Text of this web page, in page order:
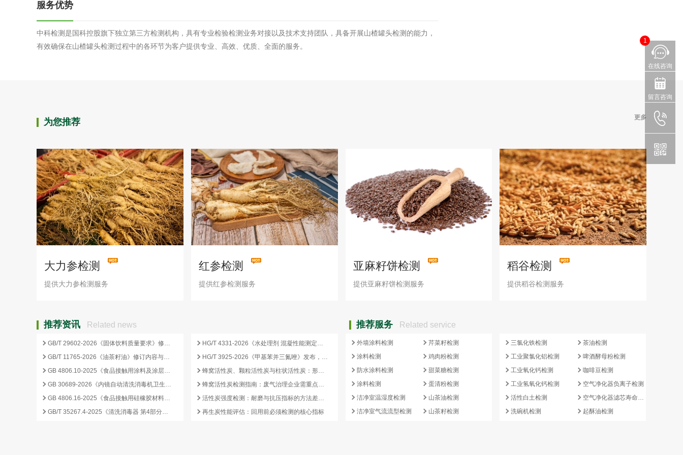
服务优势
中科检测是国科控股旗下独立第三方检测机构，具有专业检验检测业务对接以及技术支持团队，具备开展山楂罐头检测的能力，
有效确保在山楂罐头检测过程中的各环节为客户提供专业、高效、优质、全面的服务。
为您推荐 更多
大力参检测
提供大力参检测服务
红参检测
提供红参检测服务
亚麻籽饼检测
提供亚麻籽饼检测服务
稻谷检测
提供稻谷检测服务
推荐资讯 Related news 推荐服务 Related service
GB/T 29602-2026《固体饮料质量要求》修订要点与企业合规应对
GB/T 11765-2026《油茶籽油》修订内容与产业影响分析
GB 4806.10-2025《食品接触用涂料及涂层》标准核心变化解析
GB 30689-2026《内镜自动清洗消毒机卫生要求》解读与检测合规要点
GB 4806.16-2025《食品接触用硅橡胶材料及制品》标准解析
GB/T 35267.4-2025《清洗消毒器 第4部分：内镜清洗消毒器》标准解读与检测项目清单
HG/T 4331-2026《水处理剂 混凝性能测定方法》发布，2026 年 12 月 1 日起实施
HG/T 3925-2026《甲基苯并三氮唑》发布，2026 年 12 月 1 日起实施
蜂窝活性炭、颗粒活性炭与柱状活性炭：形态差异与检测重点对照
蜂窝活性炭检测指南：废气治理企业需重点关注的5项核心指标
活性炭强度检测：耐磨与抗压指标的方法差异及验收意义
再生炭性能评估：回用前必须检测的核心指标
外墙涂料检测
涂料检测
防水涂料检测
涂料检测
洁净室温湿度检测
洁净室气流流型检测
芹菜籽检测
鸡肉粉检测
甜菜糖检测
蛋清粉检测
山茶油检测
山茶籽检测
三氯化铁检测
工业聚氯化铝检测
工业氧化钙检测
工业氢氧化钙检测
活性白土检测
洗碗机检测
茶油检测
啤酒酵母粉检测
咖啡豆检测
空气净化器负离子检测
空气净化器滤芯寿命检测
起酥油检测
在线咨询
1
留言咨询